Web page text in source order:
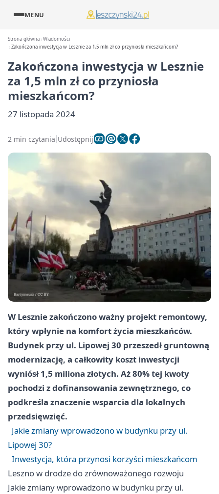
MENU
Strona główna Wiadomości
Zakończona inwestycja w Lesznie za 1,5 mln zł co przyniosła mieszkańcom?
Zakończona inwestycja w Lesznie
za 1,5 mln zł co przyniosła
mieszkańcom?
27 listopada 2024
2 min czytania Udostępnij
W Lesznie zakończono ważny projekt remontowy,
który wpłynie na komfort życia mieszkańców.
Budynek przy ul. Lipowej 30 przeszedł gruntowną
modernizację, a całkowity koszt inwestycji
wyniósł 1,5 miliona złotych. Aż 80% tej kwoty
pochodzi z dofinansowania zewnętrznego, co
podkreśla znaczenie wsparcia dla lokalnych
przedsięwzięć.
Jakie zmiany wprowadzono w budynku przy ul.
Lipowej 30?
Inwestycja, która przynosi korzyści mieszkańcom
Lesznow drodze do zrównoważonego rozwoju
Jakie zmiany wprowadzono w budynku przy ul.